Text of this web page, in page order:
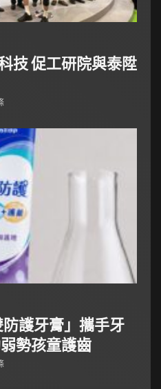
技 促工研院與泰陞
防護牙膏」攜手牙
勢孩童護齒